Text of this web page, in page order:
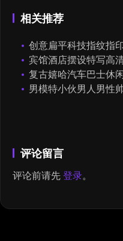
相关推荐
创意扁平科技指纹指印扫描
宾馆酒店摆设特写高清
复古嬉哈汽车巴士休闲插画
男模特小伙男人男性帅哥特写
评论留言
评论前请先 登录。